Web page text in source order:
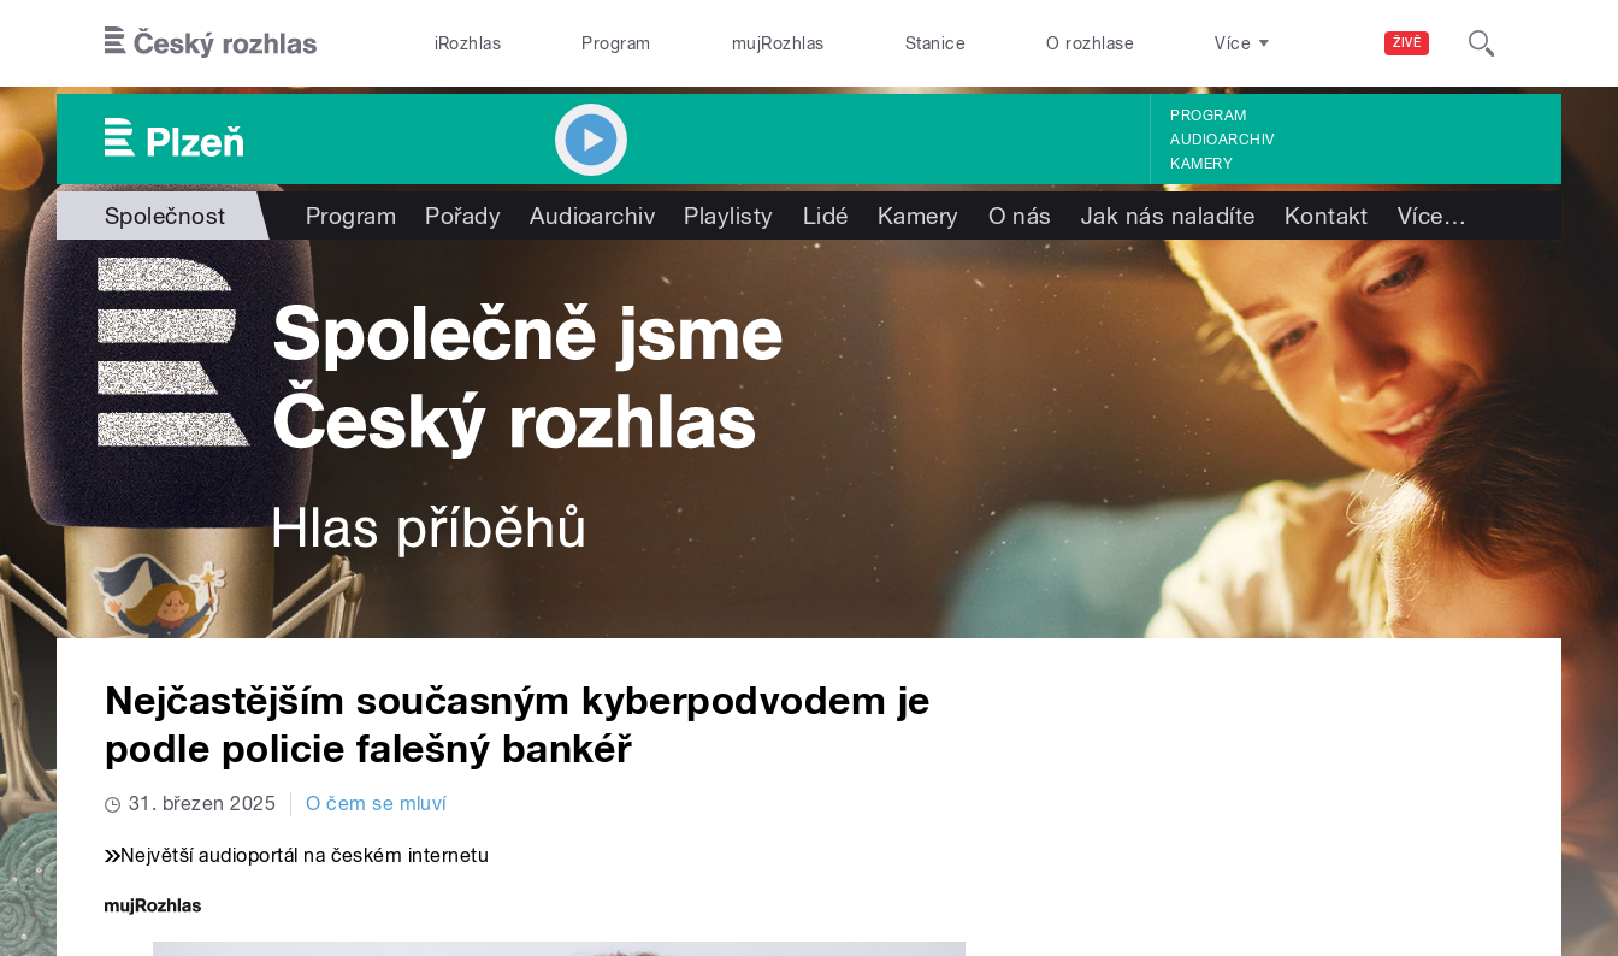
ŽIVĚ
iRozhlas Program mujRozhlas Stanice O rozhlase Více
PROGRAM
AUDIOARCHIV
KAMERY
Společnost Program Pořady Audioarchiv Playlisty Lidé Kamery O nás Jak nás naladíte Kontakt Více…
Nejčastějším současným kyberpodvodem je
podle policie falešný bankéř
31. březen 2025 O čem se mluví
Největší audioportál na českém internetu